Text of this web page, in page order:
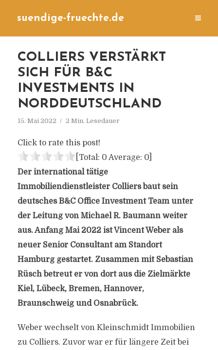
suendige-fruechte.de
COLLIERS VERSTÄRKT
SICH FÜR B&C
INVESTMENTS IN
NORDDEUTSCHLAND
15. Mai 2022 2 Min. Lesedauer
Click to rate this post!
[Total: 0 Average: 0]
Der international tätige
Immobiliendienstleister Colliers baut sein
deutsches B&C Office Investment Team unter
der Leitung von Michael R. Baumann weiter
aus. Anfang Mai 2022 ist Vincent Weber als
neuer Senior Consultant am Standort
Hamburg gestartet. Zusammen mit Sebastian
Rüsch betreut er von dort aus die Zielmärkte
Kiel, Lübeck, Bremen, Hannover,
Braunschweig und Osnabrück.
Weber wechselt von Kleinschmidt Immobilien
zu Colliers. Zuvor war er für längere Zeit bei